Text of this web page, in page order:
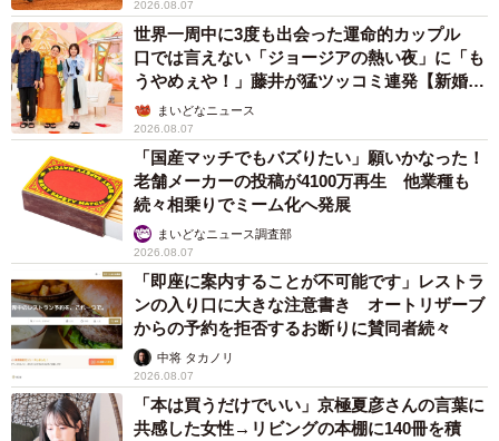
2026.08.07
世界一周中に3度も出会った運命的カップル
口では言えない「ジョージアの熱い夜」に「も
うやめぇや！」藤井が猛ツッコミ連発【新婚さ
ん】まいどなニュース
2026.08.07
「国産マッチでもバズりたい」願いかなった！
老舗メーカーの投稿が4100万再生 他業種も
続々相乗りでミーム化へ発展
まいどなニュース調査部
2026.08.07
「即座に案内することが不可能です」レストラ
ンの入り口に大きな注意書き オートリザーブ
からの予約を拒否するお断りに賛同者続々
中将 タカノリ
2026.08.07
「本は買うだけでいい」京極夏彦さんの言葉に
共感した女性→リビングの本棚に140冊を積